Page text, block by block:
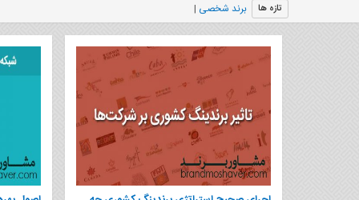
تازه ها برند شخصی یا استراتژی یکپارچ